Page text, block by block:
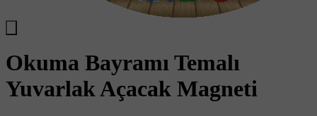
Okuma Bayramı Temalı
Yuvarlak Açacak Magneti